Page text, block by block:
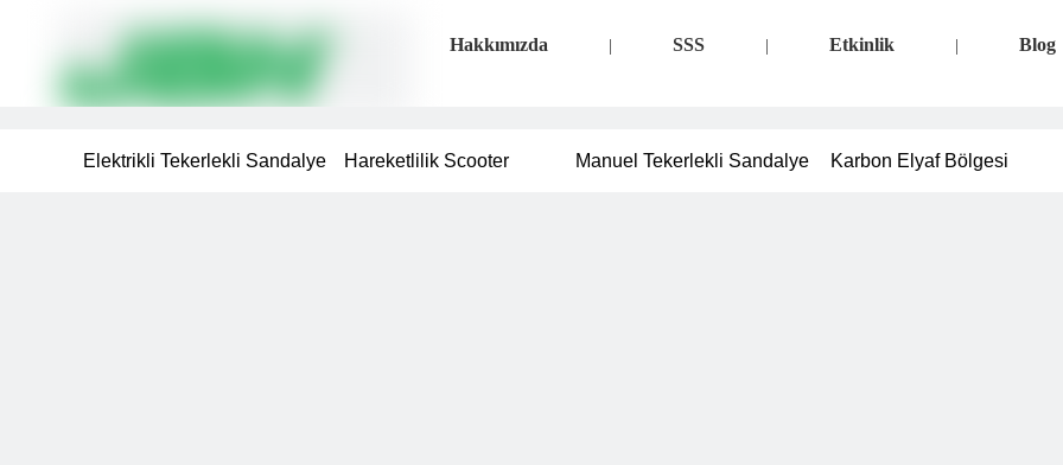
Hakkımızda | SSS | Etkinlik | Blog
Elektrikli Tekerlekli Sandalye Hareketlilik Scooter Manuel Tekerlekli Sandalye Karbon Elyaf Bölgesi